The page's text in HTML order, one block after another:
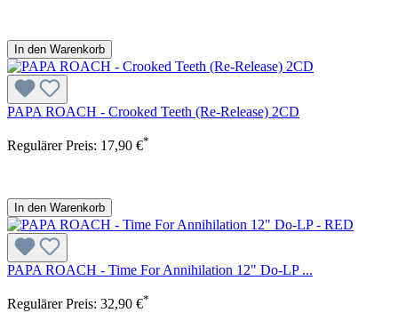
In den Warenkorb
PAPA ROACH - Crooked Teeth (Re-Release) 2CD
Regulärer Preis: 17,90 €*
In den Warenkorb
PAPA ROACH - Time For Annihilation 12" Do-LP ...
Regulärer Preis: 32,90 €*